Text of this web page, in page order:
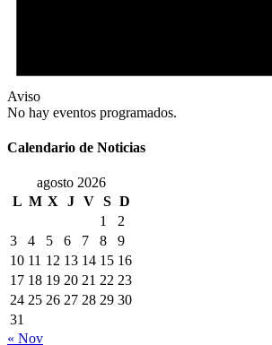
Aviso
No hay eventos programados.
Calendario de Noticias
agosto 2026
L M X J V S D
1
2
3
4 5 6 7 8
9
10 11 12 13 14 15 16
17 18 19 20 21 22 23
24 25 26 27 28 29 30
31
« Nov